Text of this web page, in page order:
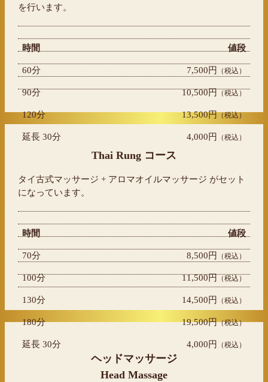
を行います。
時間 値段
60分 7,500円 （税込）
90分 10,500円 （税込）
120分 13,500円 （税込）
延長 30分 4,000円 （税込）
Thai Rung コース
タイ古式マッサージ + アロマオイルマッサージ がセット
になっています。
時間 値段
70分 8,500円 （税込）
100分 11,500円 （税込）
130分 14,500円 （税込）
180分 19,500円（税込）
延長 30分 4,000円 （税込）
ヘッドマッサージ
Head Massage